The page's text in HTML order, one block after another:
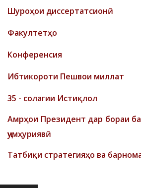
Шyроҳои диссертатсионӣ
Факултетҳо
Конференсия
Ибтикороти Пешвои миллат
35 - солагии Истиқлол
Амрҳои Президент дар бораи
ҷумҳуриявӣ
Татбиқи стратегияҳо ва